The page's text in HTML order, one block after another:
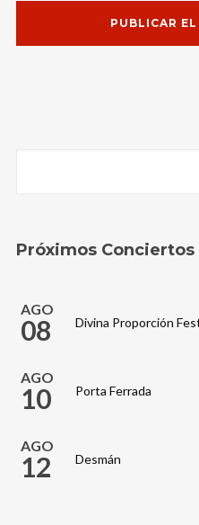
Próximos Conciertos
AGO
08 Divina Proporción
AGO
10 Porta Ferrada
AGO
12 Desmán